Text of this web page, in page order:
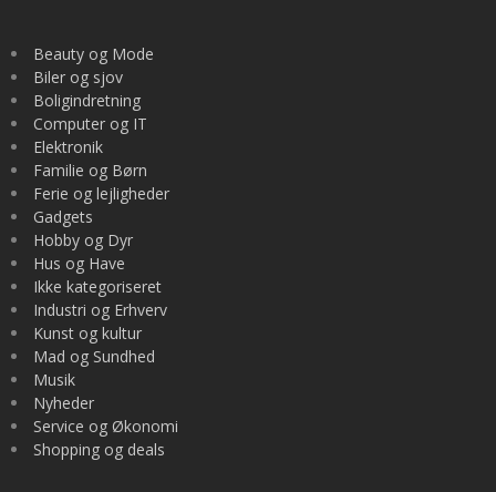
Beauty og Mode
Biler og sjov
Boligindretning
Computer og IT
Elektronik
Familie og Børn
Ferie og lejligheder
Gadgets
Hobby og Dyr
Hus og Have
Ikke kategoriseret
Industri og Erhverv
Kunst og kultur
Mad og Sundhed
Musik
Nyheder
Service og Økonomi
Shopping og deals